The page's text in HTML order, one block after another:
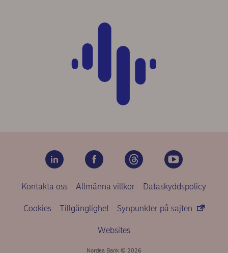
Kontakta oss Allmänna villkor Dataskyddspolicy
Cookies Tillgänglighet Synpunkter på sajten
Websites
Nordea Bank © 2026